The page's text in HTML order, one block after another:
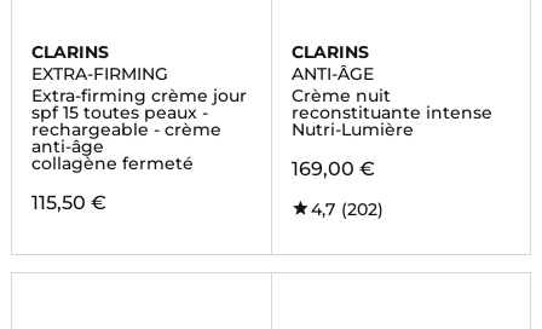
CLARINS
EXTRA-FIRMING
Extra-firming crème jour
spf 15 toutes peaux -
rechargeable - crème
anti-âge
collagène fermeté
115,50 €
CLARINS
ANTI-ÂGE
Crème nuit
reconstituante intense
Nutri-Lumière
169,00 €
4,7 (202)